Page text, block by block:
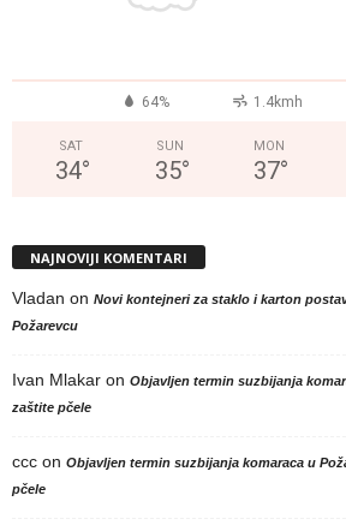
64% 1.4kmh
SAT
34°
SUN
35°
MON
37°
NAJNOVIJI KOMENTARI
Vladan on Novi kontejneri za staklo i karton
Požarevcu
Ivan Mlakar on Objavljen termin suzbijanja
zaštite pčele
ccc on Objavljen termin suzbijanja komaraca u
pčele